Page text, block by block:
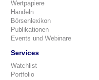
Wertpapiere
Handeln
Börsenlexikon
Publikationen
Events und Webinare
Services
Watchlist
Portfolio